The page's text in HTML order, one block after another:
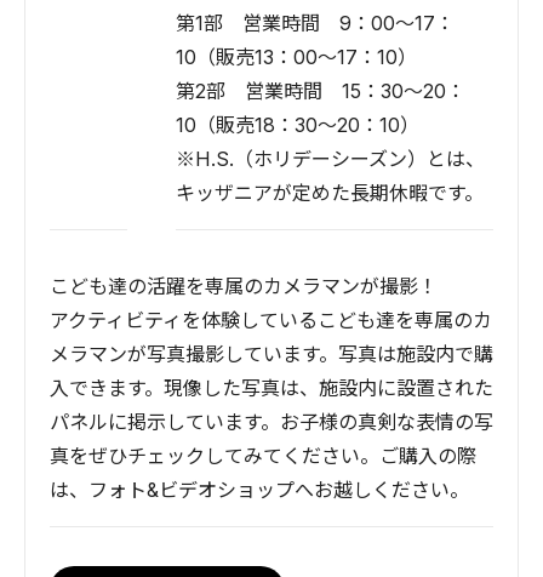
第1部 営業時間 9：00～17：
10（販売13：00～17：10）
第2部 営業時間 15：30～20：
10（販売18：30～20：10）
※H.S.（ホリデーシーズン）とは、
キッザニアが定めた長期休暇です。
こども達の活躍を専属のカメラマンが撮影！
アクティビティを体験しているこども達を専属のカ
メラマンが写真撮影しています。写真は施設内で購
入できます。現像した写真は、施設内に設置された
パネルに掲示しています。お子様の真剣な表情の写
真をぜひチェックしてみてください。ご購入の際
は、フォト&ビデオショップへお越しください。